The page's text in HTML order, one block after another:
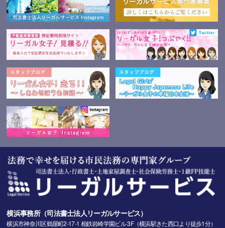
横浜事務所（司法書士法人リーガルサービス）
横浜市神奈川区鶴屋町2-17-1 相鉄岩崎学園ビル 3F（横浜駅きた西口より徒歩1分）